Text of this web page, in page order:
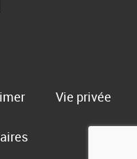
Vie privée